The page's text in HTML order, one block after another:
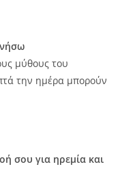
μύθους του
την ημέρα μπορούν
σου για ηρεμία και